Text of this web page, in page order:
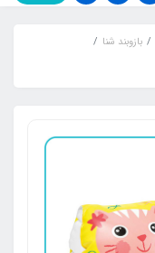
بازوبند شنا